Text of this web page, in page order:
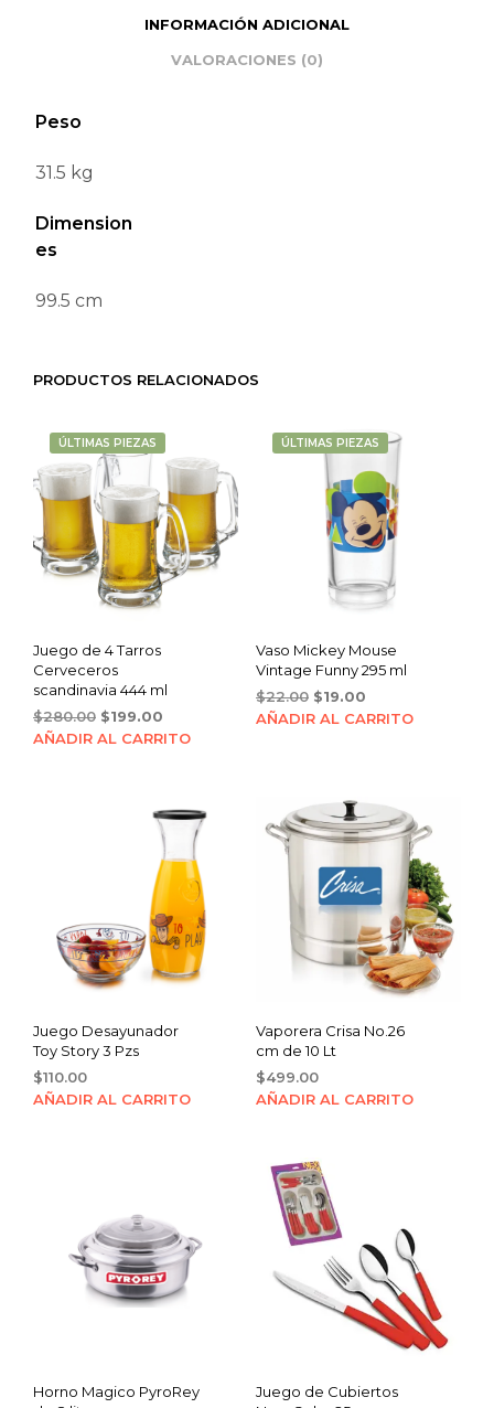
INFORMACIÓN ADICIONAL
VALORACIONES (0)
Peso
31.5 kg
Dimension
es
99.5 cm
PRODUCTOS RELACIONADOS
ÚLTIMAS PIEZAS
Juego de 4 Tarros
Cerveceros
scandinavia 444 ml
$280.00 Original
price
$199.00
price
AÑADIR AL CARRITO
ÚLTIMAS PIEZAS
Vaso Mickey Mouse
Vintage Funny 295 ml
$22.00 Original
price
$19.00Current
price
AÑADIR AL CARRITO
Juego Desayunador
Toy Story 3 Pzs
$110.00
AÑADIR AL CARRITO
Vaporera Crisa No.26
cm de 10 Lt
$499.00
AÑADIR AL CARRITO
Horno Magico PyroRey
Juego de Cubiertos